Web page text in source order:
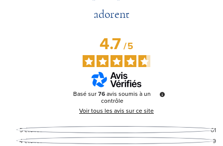
adorent
4.7/5
Basé sur76avis soumis à un
contrôle
Voir tous les avis sur ce site
5étoiles
61
4étoiles
9